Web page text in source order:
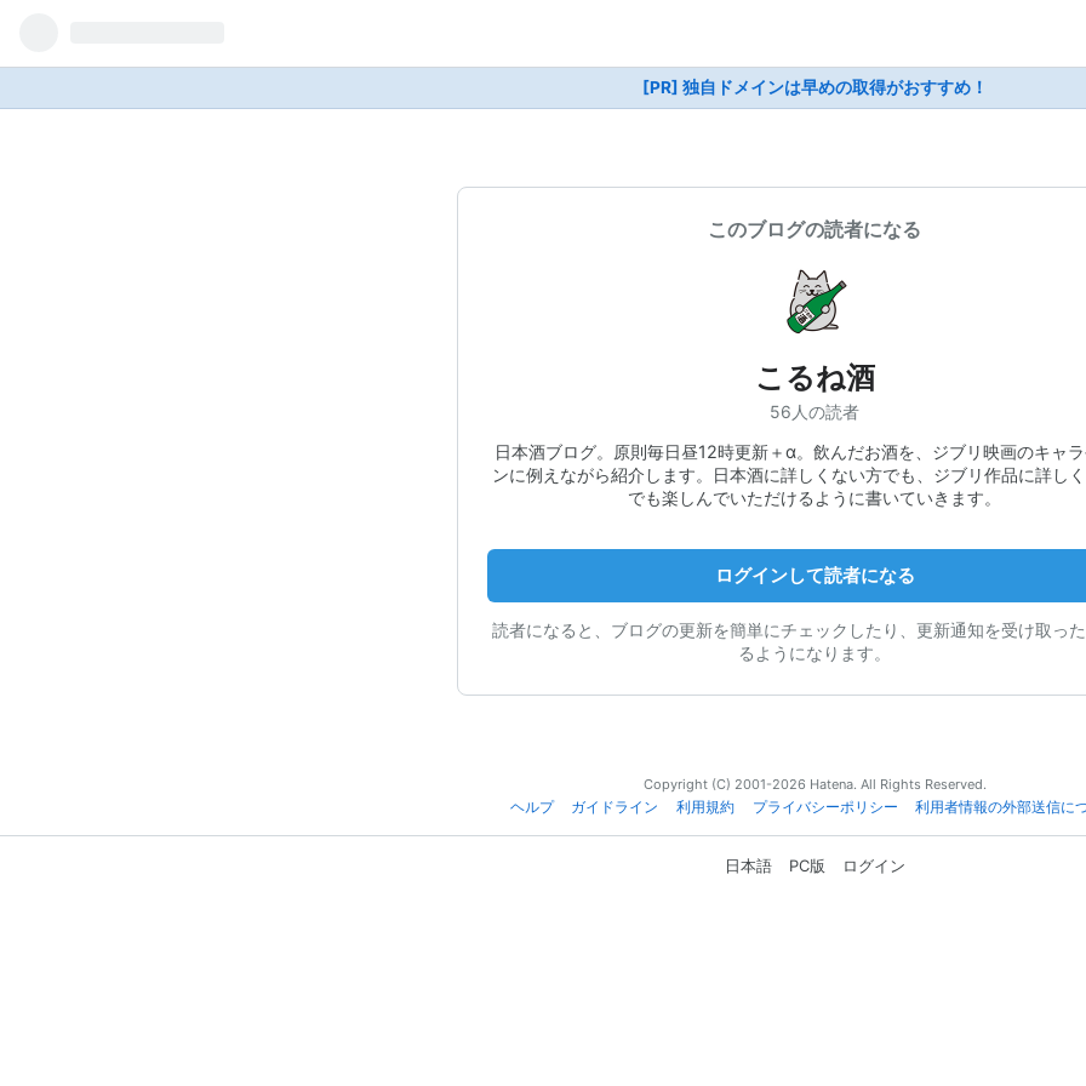
[PR] 独自ドメインは早めの取得がおすすめ！
このブログの読者になる
こるね酒
56人の読者
日本酒ブログ。原則毎日昼12時更新＋α。飲んだお酒を、ジブリ映画のキャ
ンに例えながら紹介します。日本酒に詳しくない方でも、ジブリ作品に詳し
でも楽しんでいただけるように書いていきます。
ログインして読者になる
読者になると、ブログの更新を簡単にチェックしたり、更新通知を受け取っ
るようになります。
Copyright (C) 2001-2026 Hatena. All Rights Reserved.
ヘルプ
ガイドライン 利用規約 プライバシーポリシー 利用者情報の外部送信に
日本語 PC版 ログイン